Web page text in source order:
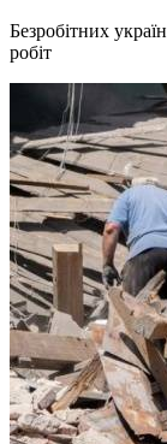
Безробiтних
робiт